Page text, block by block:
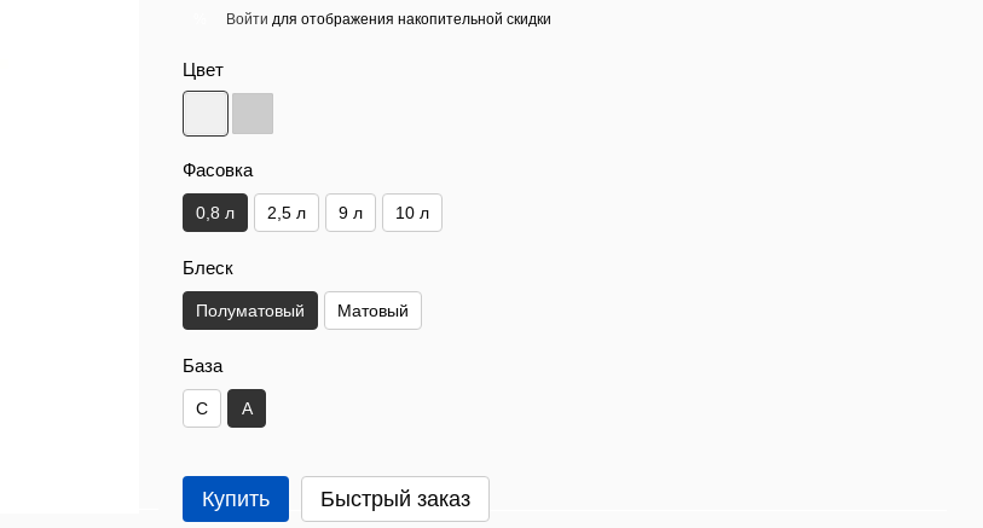
Войти для отображения накопительной скидки
Цвет
Фасовка
0,8 л 2,5 л 9 л 10 л
Блеск
Полуматовый Матовый
База
C A
Купить Быстрый заказ